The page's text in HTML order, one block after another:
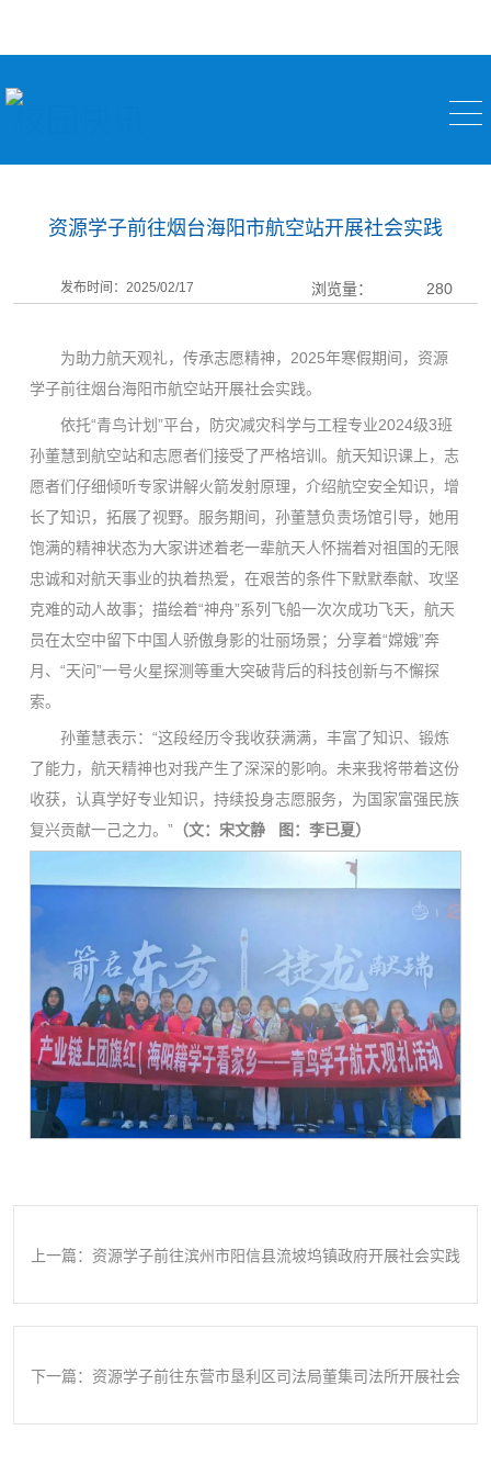
资源学子前往烟台海阳市航空站开展社会实践
发布时间：2025/02/17 浏览量： 280
为助力航天观礼，传承志愿精神，2025年寒假期间，资源
学子前往烟台海阳市航空站开展社会实践。
依托“青鸟计划”平台，防灾减灾科学与工程专业2024级3班
孙董慧到航空站和志愿者们接受了严格培训。航天知识课上，志
愿者们仔细倾听专家讲解火箭发射原理，介绍航空安全知识，增
长了知识，拓展了视野。服务期间，孙董慧负责场馆引导，她用
饱满的精神状态为大家讲述着老一辈航天人怀揣着对祖国的无限
忠诚和对航天事业的执着热爱，在艰苦的条件下默默奉献、攻坚
克难的动人故事；描绘着“神舟”系列飞船一次次成功飞天，航天
员在太空中留下中国人骄傲身影的壮丽场景；分享着“嫦娥”奔
月、“天问”一号火星探测等重大突破背后的科技创新与不懈探
索。
孙董慧表示：“这段经历令我收获满满，丰富了知识、锻炼
了能力，航天精神也对我产生了深深的影响。未来我将带着这份
收获，认真学好专业知识，持续投身志愿服务，为国家富强民族
复兴贡献一己之力。” （文：宋文静 图：李已夏）
上一篇：资源学子前往滨州市阳信县流坡坞镇政府开展社会实践
下一篇：资源学子前往东营市垦利区司法局董集司法所开展社会